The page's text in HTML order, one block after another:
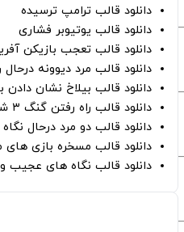
دانلود قالب ترامپ ترسیده
دانلود قالب یوتیوبر فشاری
دانلود قالب تعجب بازیکن
دانلود قالب مرد دیوونه
دانلود قالب بیلاخ نشان
دانلود قالب راه رفتن گنگ ۳ شخصیت(پرده سبز)
دانلود قالب دو مرد درحال
دانلود قالب مسخره بازی
دانلود قالب نگاه های عجیب